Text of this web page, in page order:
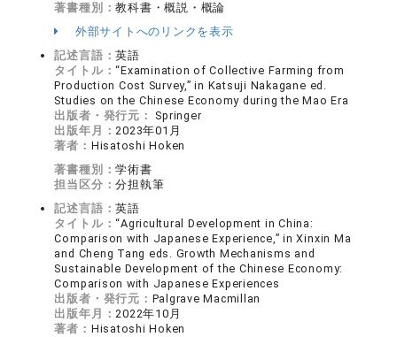
著書種別：教科書・概説・概論
外部サイトへのリンクを表示
記述言語：英語
タイトル：“Examination of Collective Farming from
Production Cost Survey,” in Katsuji Nakagane ed.
Studies on the Chinese Economy during the Mao Era
出版者・発行元：
Springer
出版年月：2023年01月
著者： Hisatoshi Hoken
著書種別：学術書
担当区分：分担執筆
記述言語：英語
タイトル：“Agricultural Development in China:
Comparison with Japanese Experience,” in Xinxin Ma
and Cheng Tang eds. Growth Mechanisms and
Sustainable Development of the Chinese Economy:
Comparison with Japanese Experiences
出版者・発行元： Palgrave Macmillan
出版年月：2022年10月
著者： Hisatoshi Hoken